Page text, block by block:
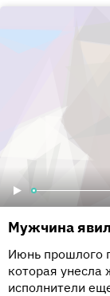
Мужчина
Июнь прошлого
которая унесла
исполнители